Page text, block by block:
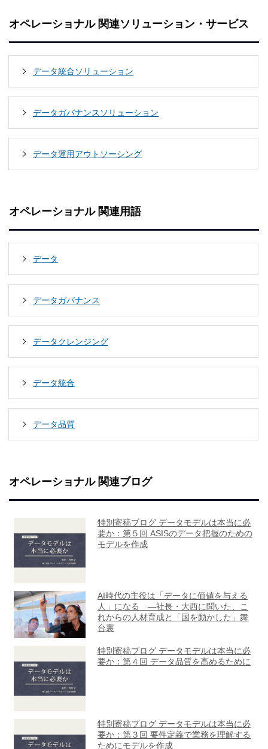
オペレーショナル 関連ソリューション・サービス
データ統合ソリューション
データガバナンスソリューション
データ運用アウトソーシング
オペレーショナル 関連用語
データ
データガバナンス
データクレンジング
データ統合
データ品質
オペレーショナル 関連ブログ